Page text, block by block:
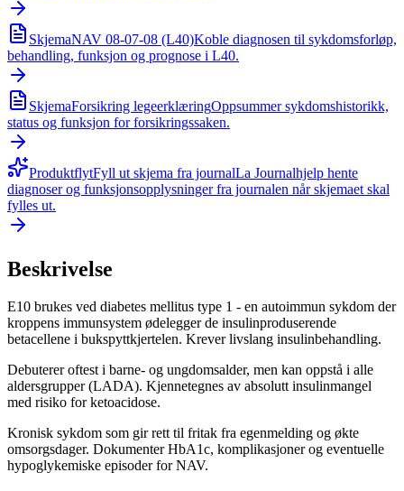
SkjemaNAV 08-07-08 (L40)Koble diagnosen til sykdomsforløp,
behandling, funksjon og prognose i L40.
SkjemaForsikring legeerklæringOppsummer sykdomshistorikk,
status og funksjon for forsikringssaken.
ProduktflytFyll ut skjema fra journalLa Journalhjelp hente
diagnoser og funksjonsopplysninger fra journalen når skjemaet skal
fylles ut.
Beskrivelse
E10 brukes ved diabetes mellitus type 1 - en autoimmun sykdom der
kroppens immunsystem ødelegger de insulinproduserende
betacellene i bukspyttkjertelen. Krever livslang insulinbehandling.
Debuterer oftest i barne- og ungdomsalder, men kan oppstå i alle
aldersgrupper (LADA). Kjennetegnes av absolutt insulinmangel
med risiko for ketoacidose.
Kronisk sykdom som gir rett til fritak fra egenmelding og økte
omsorgsdager. Dokumenter HbA1c, komplikasjoner og eventuelle
hypoglykemiske episoder for NAV.